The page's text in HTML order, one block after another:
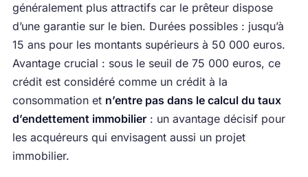
généralement plus attractifs car le prêteur dispose
d’une garantie sur le bien. Durées possibles : jusqu’à
15 ans pour les montants supérieurs à 50 000 euros.
Avantage crucial : sous le seuil de 75 000 euros, ce
crédit est considéré comme un crédit à la
consommation et n’entre pas dans le calcul du taux
d’endettement immobilier: un avantage décisif pour
les acquéreurs qui envisagent aussi un projet
immobilier.